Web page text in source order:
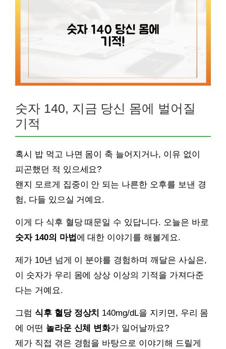
숫자 140, 지금 당신 몸에 벌어질
기적
혹시 밥 먹고 나면 몸이 축 늘어지거나, 이유 없이
피곤했던 적 있으세요?
왠지 모르게 집중이 안 되는 나른한 오후를 보낸 경
험, 다들 있으실 거예요.
이게 다 식후 혈당 때문일 수 있답니다. 오늘은 바로
숫자 140의 마법 에 대한 이야기를 해볼게요.
제가 10년 넘게 이 분야를 경험하며 깨달은 사실은,
이 숫자가 우리 몸에 상상 이상의 기적을 가져다준
다는 거예요.
그럼 식후 혈당 정상치 140mg/dL을 지키면, 우리 몸
에 어떤 놀라운 신체 변화가 일어날까요?
제가 직접 겪은 경험을 바탕으로 이야기해 드릴게